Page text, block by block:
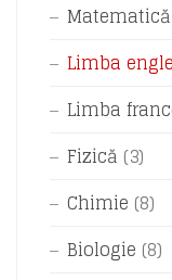
Matematică
Limba
Limba
Fizică (3)
Chimie (8)
Biologie (8)